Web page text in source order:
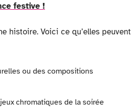
festive !
histoire. Voici ce qu’elles peuvent
ou des compositions
chromatiques de la soirée